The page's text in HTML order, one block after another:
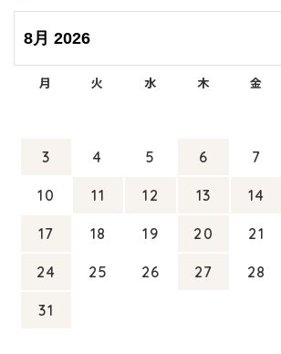
月 火 水 木 金
3 4 5 6 7
10 11 12 13 14
17 18 19 20 21
24 25 26 27 28
31